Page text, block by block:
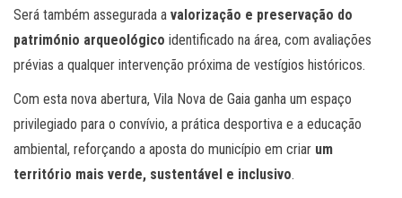
Será também assegurada a valorização e preservação do
património arqueológico identificado na área, com avaliações
prévias a qualquer intervenção próxima de vestígios históricos.
Com esta nova abertura, Vila Nova de Gaia ganha um espaço
privilegiado para o convívio, a prática desportiva e a educação
ambiental, reforçando a aposta do município em criar um
território mais verde, sustentável e inclusivo.